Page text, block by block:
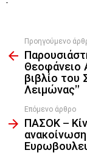
more
Προηγούμενο
Θεοφάνειο
βιβλίο
Λειμώνας”
Επόμενο άρθρο
ΠΑΣΟΚ –